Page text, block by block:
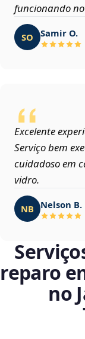
funcionando
SO Samir O.
Excelente
Serviço bem
cuidadoso em
vidro.
NB Nelson B.
reparo
no